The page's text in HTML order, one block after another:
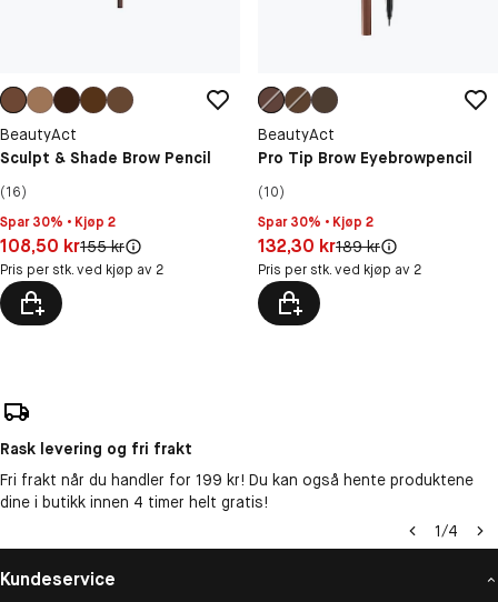
BeautyAct
Sculpt & Shade Brow Pencil
(16)
Spar 30% • Kjøp 2
Pris: 108,50 kr
108,50 krOriginal pris:
155 kr
Pris per stk. ved kjøp av 2
BeautyAct
Pro Tip Brow Eyebrowpencil
(10)
Spar 30% • Kjøp 2
Pris: 132,30 kr
132,30 krOriginal pris:
189 kr
Pris per stk. ved kjøp av 2
Rask levering og fri frakt
Fri frakt når du handler for 199 kr! Du kan også hente produktene
dine i butikk innen 4 timer helt gratis!
1/4
Kundeservice